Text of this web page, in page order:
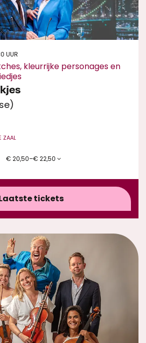
kleurrijke personages en
UUR
ZAAL
€ 20,50–€ 22,50
tickets